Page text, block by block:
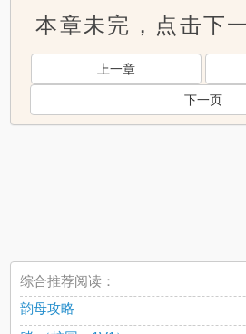
本章未完，点击下
上一章
下一页
综合推荐阅读：
韵母攻略